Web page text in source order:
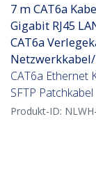
7 m CAT6a
Gigabit RJ45
CAT6a
CAT6a Ethernet
SFTP Patchkabel
Produkt-ID: